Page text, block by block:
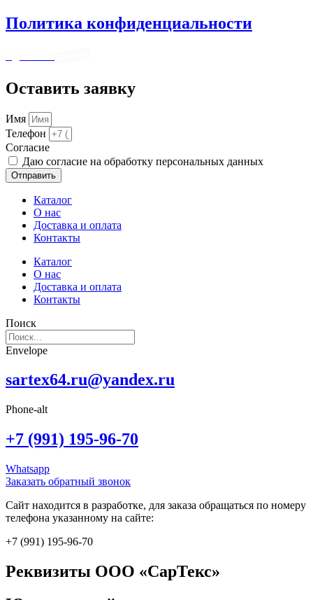
Политика конфиденциальности
Оставить заявку
Имя
Телефон
Cогласие
Даю согласие на обработку персональных данных
Отправить
Каталог
О нас
Доставка и оплата
Контакты
Каталог
О нас
Доставка и оплата
Контакты
Поиск
Envelope
sartex64.ru@yandex.ru
Phone-alt
+7 (991) 195-96-70
Whatsapp
Заказать обратный звонок
Сайт находится в разработке, для заказа обращаться по номеру
телефона указанному на сайте:
+7 (991) 195-96-70
Реквизиты ООО «СарТекс»